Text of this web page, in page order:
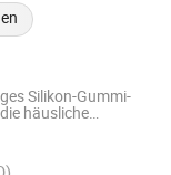
Silikon-Gummi-
häusliche
Co., Ltd.